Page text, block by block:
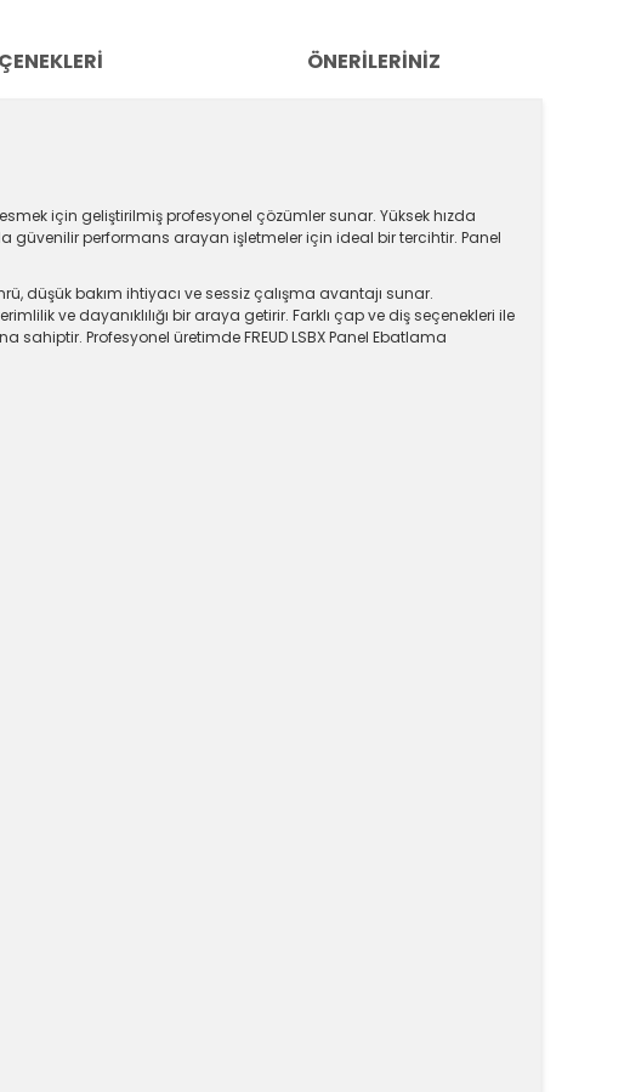
ÖNERILERINIZ
için geliştirilmiş profesyonel çözümler sunar. Yüksek hızda
güvenilir performans arayan işletmeler için ideal bir tercihtir. Panel
düşük bakım ihtiyacı ve sessiz çalışma avantajı sunar.
ve dayanıklılığı bir araya getirir. Farklı çap ve diş seçenekleri ile
sahiptir. Profesyonel üretimde FREUD LSBX Panel Ebatlama